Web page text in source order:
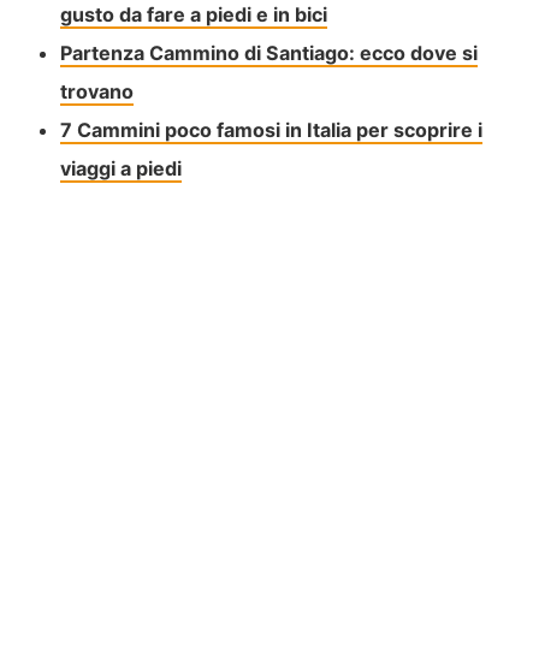
gusto da fare a piedi e in bici
Partenza Cammino di Santiago: ecco dove si
trovano
7 Cammini poco famosi in Italia per scoprire i
viaggi a piedi